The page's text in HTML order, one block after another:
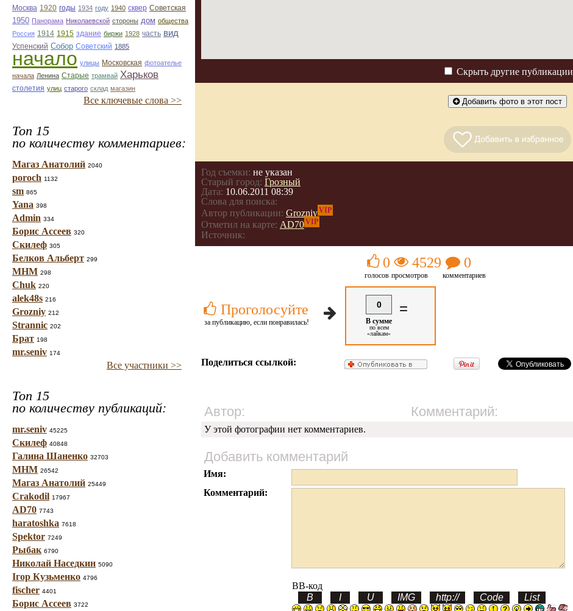
Москва 1920 годы 1934 году 1940 сквер Советская
1950 Панорама Николаевской стороны дом общества
Россия 1914 1915 здание биржи 1928 часть вид
Успенский Собор Советский 1885
начало улицы Московская фотоателье
начала Ленина Старые трамвай Харьков
столетия улиц старого склад магазин
Все ключевые слова >>
Топ 15
по количеству комментариев:
Магаз Анатолий 2040
poroch 1132
sm 865
Yana 398
Admin 334
Борис Ассеев 320
Скилеф 305
Белков Альберт 299
МНМ 298
Chuk 220
alek48s 216
Grozniy 212
Strannic 202
Брат 198
mr.seniv 174
Все участники >>
Топ 15
по количеству публикаций:
mr.seniv 45225
Скилеф 40848
Галина Шаненко 32703
МНМ 26542
Магаз Анатолий 25449
Crakodil 17967
AD70 7743
haratoshka 7618
Spektor 7249
Рыбак 6790
Николай Наседкин 5090
Ігор Кузьменко 4796
fischer 4401
Борис Ассеев 3722
Скрыть другие публикации
Добавить фото в этот пост
Год съемки: не указан
Старый город: Грозный
Дата: 10.06.2011 08:39
Слова для поиска:
Автор публикации: GrozniyVIP
Отметил на карте: AD70VIP
Источник:
Проголосуйте
за публикацию, если понравилась!
0
голосов
4529
просмотров
0
комментариев
0
В сумме
по всем
«лайкам»
=
Поделиться ссылкой:
Автор: Комментарий:
У этой фотографии нет комментариев.
Добавить комментарий
Имя:
Комментарий:
BB-код